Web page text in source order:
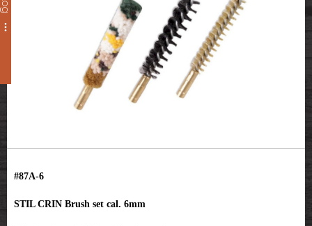
#87A-6
STIL CRIN Brush set cal. 6mm